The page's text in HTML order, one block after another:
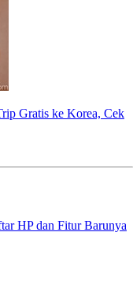
Gratis ke Korea, Cek
HP dan Fitur Barunya